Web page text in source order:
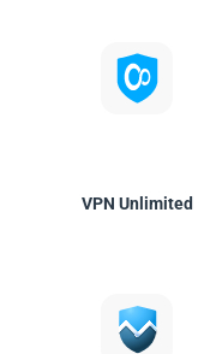
VPN Unlimited